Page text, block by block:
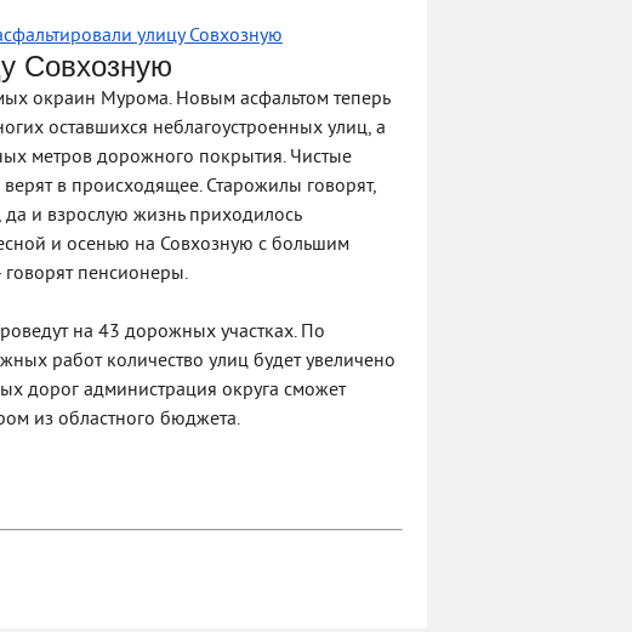
улицу Совхозную
Совхозную
окраин Мурома. Новым асфальтом теперь
оставшихся неблагоустроенных улиц, а
метров дорожного покрытия. Чистые
в происходящее. Старожилы говорят,
да и взрослую жизнь приходилось
и осенью на Совхозную с большим
пенсионеры.
на 43 дорожных участках. По
работ количество улиц будет увеличено
дорог администрация округа сможет
из областного бюджета.